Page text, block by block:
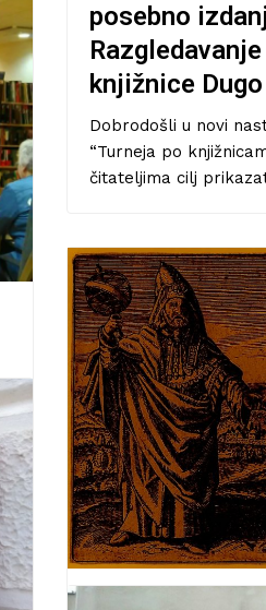
posebno
knjižnice
Dobrodošli u novi
“Turneja po
čitateljima cilj
27/01/2021